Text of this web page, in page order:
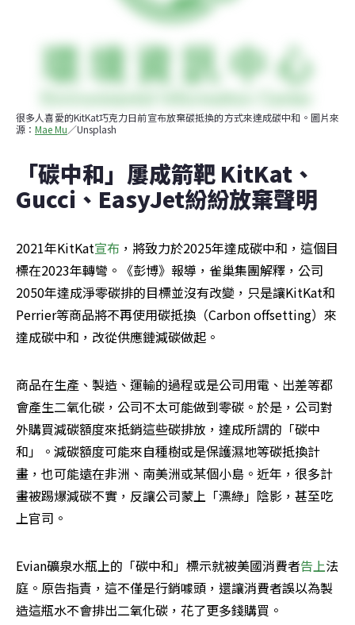
很多人喜愛的KitKat巧克力日前宣布放棄碳抵換的方式來達成碳中和。圖片來
源： Mae Mu／Unsplash
「碳中和」屢成箭靶 KitKat、
Gucci、EasyJet紛紛放棄聲明
2021年KitKat宣布 ，將致力於2025年達成碳中和，這個目
標在2023年轉彎。《彭博》報導，雀巢集團解釋，公司
2050年達成淨零碳排的目標並沒有改變，只是讓KitKat和
Perrier等商品將不再使用碳抵換（Carbon offsetting）來
達成碳中和，改從供應鏈減碳做起。
商品在生產、製造、運輸的過程或是公司用電、出差等都
會產生二氧化碳，公司不太可能做到零碳。於是，公司對
外購買減碳額度來抵銷這些碳排放，達成所謂的「碳中
和」。減碳額度可能來自種樹或是保護濕地等碳抵換計
畫，也可能遠在非洲、南美洲或某個小島。近年，很多計
畫被踢爆減碳不實，反讓公司蒙上「漂綠」陰影，甚至吃
上官司。
Evian礦泉水瓶上的「碳中和」標示就被美國消費者告上法
庭。原告指責，這不僅是行銷噱頭，還讓消費者誤以為製
造這瓶水不會排出二氧化碳，花了更多錢購買。